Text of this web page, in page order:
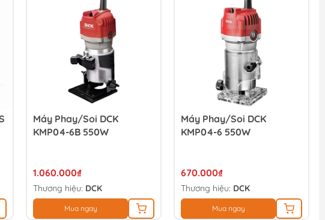
Máy Phay/Soi DCK
KMP04-6B 550W
1.060.000₫
Thương hiệu: DCK
Mua ngay
Máy Phay/Soi DCK
KMP04-6 550W
670.000₫
Thương hiệu: DCK
Mua ngay